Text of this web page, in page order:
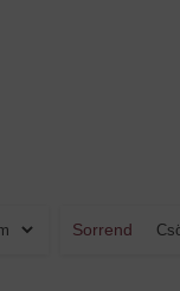
Sorrend